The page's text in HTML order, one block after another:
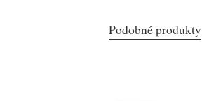
Podobné produkty